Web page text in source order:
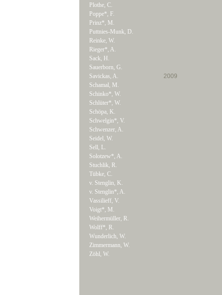
Plothe, C.
Poppe*, F.
Prinz*, M.
Puttnies-Munk, D.
Reinke, W.
Rieger*, A.
Sack, H.
Sauerborn, G.
Savickas, A.
Schamal, M.
Schinko*, W.
Schlüter*, W.
Schöpa, K.
Schwelgin*, V.
Schwenzer, A.
Seidel, W.
Sell, L.
Solotzew*, A.
Stuchlik, R.
Tübke, C.
v. Stenglin, K.
v. Stenglin*, A.
Vassilieff, V.
Voigt*, M.
Weihermüller, R.
Wolff*, R.
Wunderlich, W.
Zimmermann, W.
Zöhl, W.
2009